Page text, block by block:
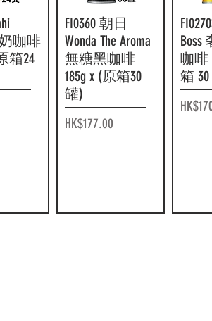
奶咖啡
箱24
快速瀏覽
FI0360 朝日
Wonda The Aroma
無糖黑咖啡
185g x (原箱30
罐)
價格
HK$177.00
Boss
咖啡
箱
價格
黑咖
咖